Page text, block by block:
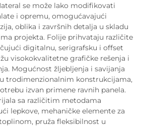
se može lako modifikovati
i opremu, omogućavajući
oblika i završnih detalja u skladu
projekta. Folije prihvataјu različite
digitalnu, serigrafsku i offset
visokokvalitetne grafičke rešenja i
Mogućnost žljebljenja i savijanja
trodimenzionalnim konstrukcijama,
izvan primene ravnih panela.
sa različitim metodama
lepkove, mehaničke elemente za
pruža fleksibilnost u